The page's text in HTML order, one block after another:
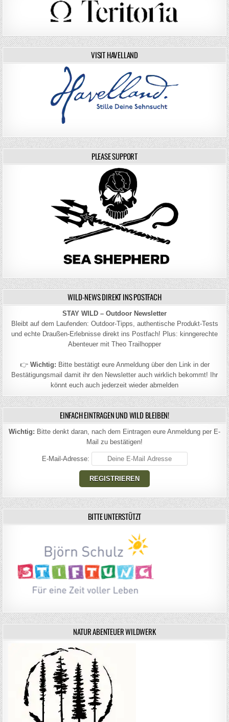
VISIT HAVELLAND
PLEASE SUPPORT
WILD-NEWS DIREKT INS POSTFACH
STAY WILD – Outdoor Newsletter
Bleibt auf dem Laufenden: Outdoor-Tipps, authentische Produkt-Tests
und echte Draußen-Erlebnisse direkt ins Postfach! Plus: kinngerechte
Abenteuer mit Theo Trailhopper
👉 Wichtig: Bitte bestätigt eure Anmeldung über den Link in der
Bestätigungsmail damit ihr den Newsletter auch wirklich bekommt! Ihr
könnt euch auch jederzeit wieder abmelden
EINFACH EINTRAGEN UND WILD BLEIBEN!
Wichtig: Bitte denkt daran, nach dem Eintragen eure Anmeldung per E-
Mail zu bestätigen!
E-Mail-Adresse:
BITTE UNTERSTÜTZT
NATUR ABENTEUER WILDWERK